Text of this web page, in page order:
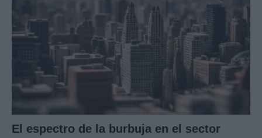
El espectro de la burbuja en el sector